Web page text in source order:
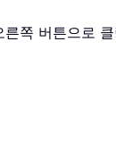
쪽 버튼으로